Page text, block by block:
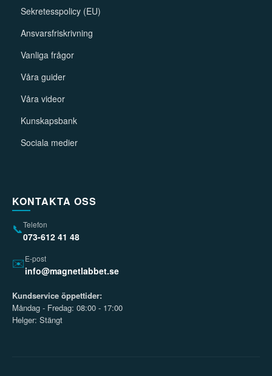
Sekretesspolicy (EU)
Ansvarsfriskrivning
Vanliga frågor
Våra guider
Våra videor
Kunskapsbank
Sociala medier
KONTAKTA OSS
📞Telefon
073-612 41 48
✉️E-post
info@magnetlabbet.se
Kundservice öppettider:
Måndag - Fredag: 08:00 - 17:00
Helger: Stängt